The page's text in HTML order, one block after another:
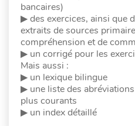
bancaires)
▶ des exercices, ainsi que
extraits de sources
compréhension et de
▶ un corrigé pour les
Mais aussi :
▶ un lexique bilingue
▶ une liste des
plus courants
▶ un index détaillé